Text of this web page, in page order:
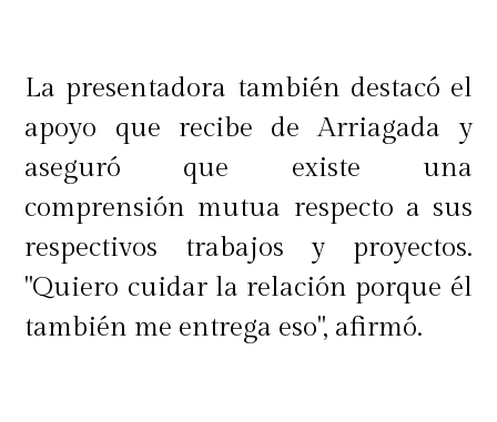
La presentadora también destacó el
apoyo que recibe de Arriagada y
aseguró que existe una
comprensión mutua respecto a sus
respectivos trabajos y proyectos.
"Quiero cuidar la relación porque él
también me entrega eso", afirmó.